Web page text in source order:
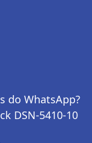
do WhatsApp?
DSN-5410-10